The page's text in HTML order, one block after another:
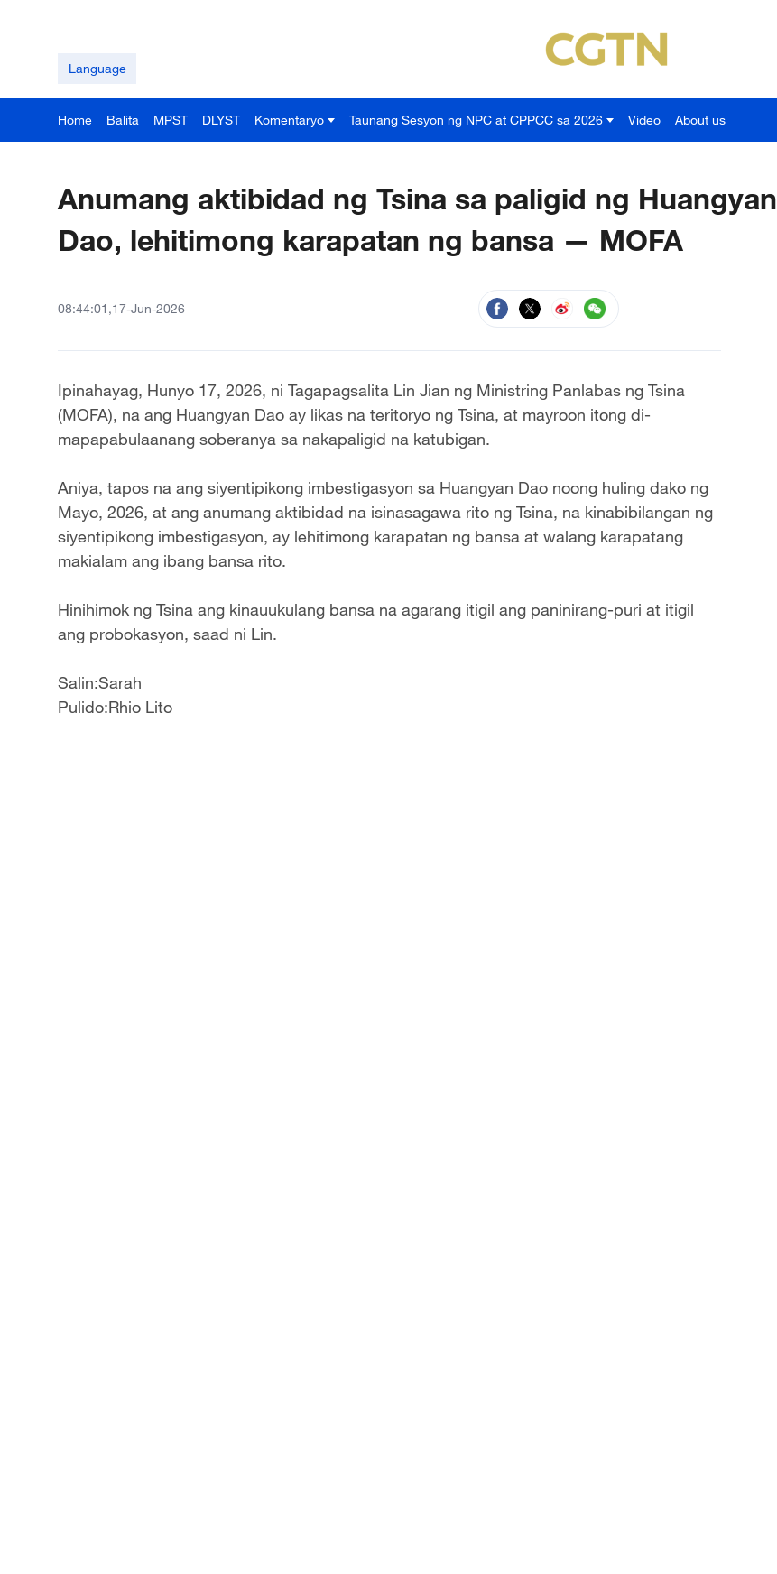
Language
Home Balita MPST DLYST Komentaryo Taunang Sesyon ng NPC at CPPCC sa 2026 Video About us
Anumang aktibidad ng Tsina sa paligid ng Huangyan
Dao, lehitimong karapatan ng bansa — MOFA
08:44:01,17-Jun-2026
Ipinahayag, Hunyo 17, 2026, ni Tagapagsalita Lin Jian ng Ministring Panlabas ng Tsina
(MOFA), na ang Huangyan Dao ay likas na teritoryo ng Tsina, at mayroon itong di-
mapapabulaanang soberanya sa nakapaligid na katubigan.
Aniya, tapos na ang siyentipikong imbestigasyon sa Huangyan Dao noong huling dako ng
Mayo, 2026, at ang anumang aktibidad na isinasagawa rito ng Tsina, na kinabibilangan ng
siyentipikong imbestigasyon, ay lehitimong karapatan ng bansa at walang karapatang
makialam ang ibang bansa rito.
Hinihimok ng Tsina ang kinauukulang bansa na agarang itigil ang paninirang-puri at itigil
ang probokasyon, saad ni Lin.
Salin:Sarah
Pulido:Rhio Lito